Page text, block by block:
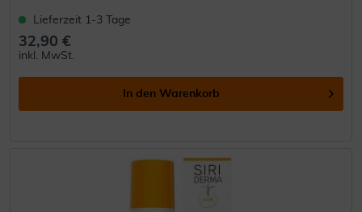
Lieferzeit 1-3 Tage
32,90 €
inkl. MwSt.
In den Warenkorb